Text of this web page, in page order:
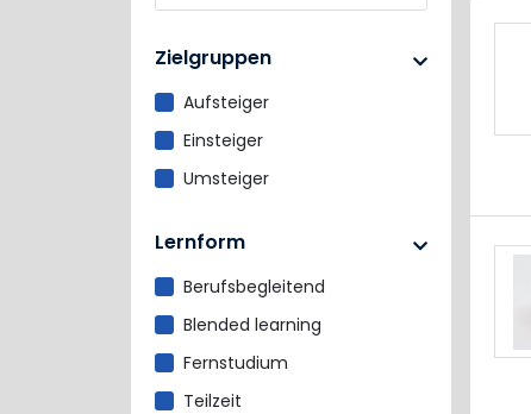
Zielgruppen
Aufsteiger
Einsteiger
Umsteiger
Lernform
Berufsbegleitend
Blended learning
Fernstudium
Teilzeit